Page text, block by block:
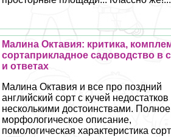
Малина Октавия: критика,
сортаприкладное садоводство в
и ответах
Малина Октавия и все про поздний
английский сорт с кучей недостатков
несколькими достоинствами. Полное
морфологическое описание,
помологическая хаpaктеристика